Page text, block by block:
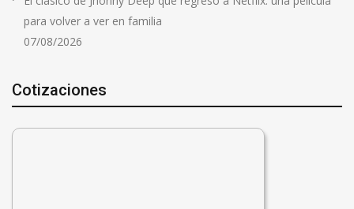
para volver a ver en familia
07/08/2026
Cotizaciones